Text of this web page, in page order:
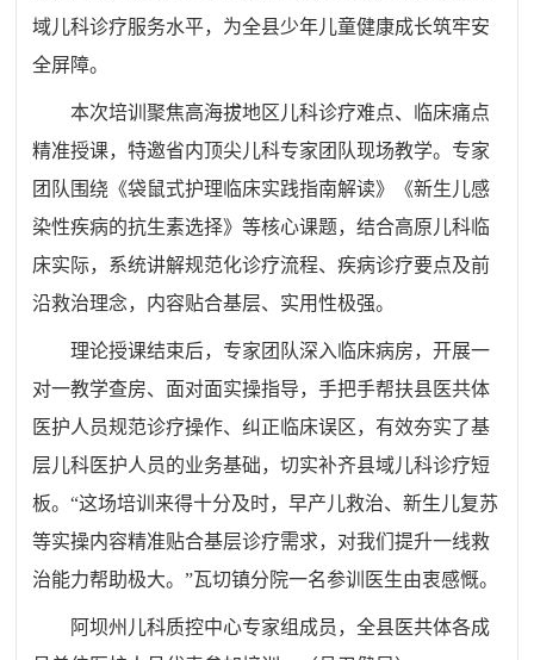
域儿科诊疗服务水平，为全县少年儿童健康成长筑牢安
全屏障。
本次培训聚焦高海拔地区儿科诊疗难点、临床痛点
精准授课，特邀省内顶尖儿科专家团队现场教学。专家
团队围绕《袋鼠式护理临床实践指南解读》《新生儿感
染性疾病的抗生素选择》等核心课题，结合高原儿科临
床实际，系统讲解规范化诊疗流程、疾病诊疗要点及前
沿救治理念，内容贴合基层、实用性极强。
理论授课结束后，专家团队深入临床病房，开展一
对一教学查房、面对面实操指导，手把手帮扶县医共体
医护人员规范诊疗操作、纠正临床误区，有效夯实了基
层儿科医护人员的业务基础，切实补齐县域儿科诊疗短
板。“这场培训来得十分及时，早产儿救治、新生儿复苏
等实操内容精准贴合基层诊疗需求，对我们提升一线救
治能力帮助极大。”瓦切镇分院一名参训医生由衷感慨。
阿坝州儿科质控中心专家组成员，全县医共体各成